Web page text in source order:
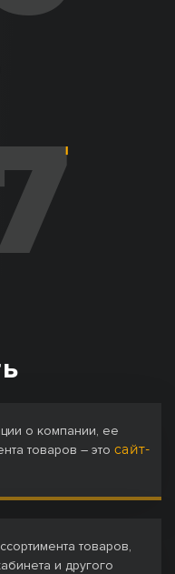
о компании, ее
товаров – это сайт-
товаров,
и другого